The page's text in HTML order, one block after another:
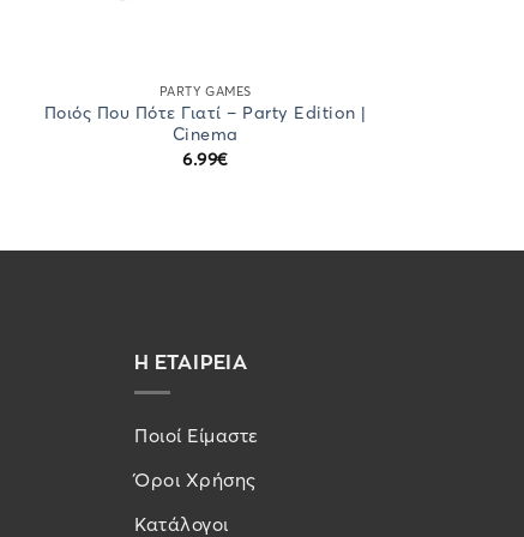
PARTY GAMES
Ποιός Που Πότε Γιατί – Party Edition |
Cinema
6.99€
Η ΕΤΑΙΡΕΙΑ
Ποιοί Είμαστε
Όροι Χρήσης
Κατάλογοι